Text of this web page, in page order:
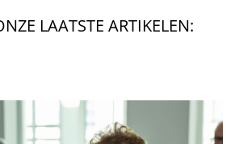
LAATSTE ARTIKELEN: